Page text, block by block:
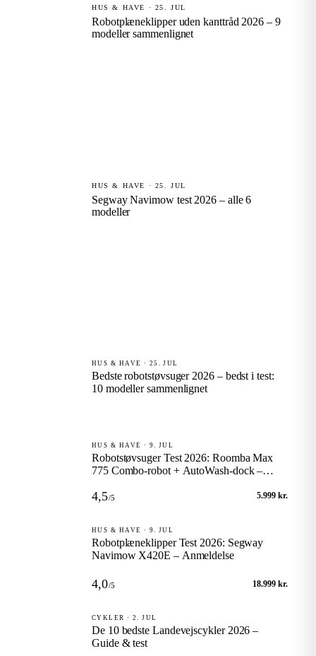
HUS & HAVE · 25. JUL
Robotplæneklipper uden kanttråd 2026 – 9
modeller sammenlignet
HUS & HAVE · 25. JUL
Segway Navimow test 2026 – alle 6
modeller
HUS & HAVE · 25. JUL
Bedste robotstøvsuger 2026 – bedst i test:
10 modeller sammenlignet
HUS & HAVE · 9. JUL
Robotstøvsuger Test 2026: Roomba Max
775 Combo-robot + AutoWash-dock –
4,5/5 5.999 kr.
HUS & HAVE · 9. JUL
Robotplæneklipper Test 2026: Segway
Navimow X420E – Anmeldelse
4,0/5 18.999 kr.
CYKLER · 2. JUL
De 10 bedste Landevejscykler 2026 –
Guide & test